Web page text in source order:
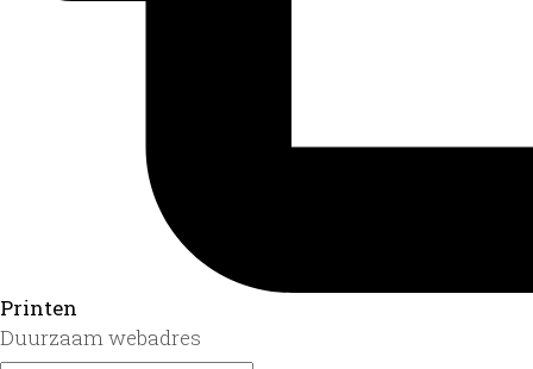
Printen
Duurzaam webadres